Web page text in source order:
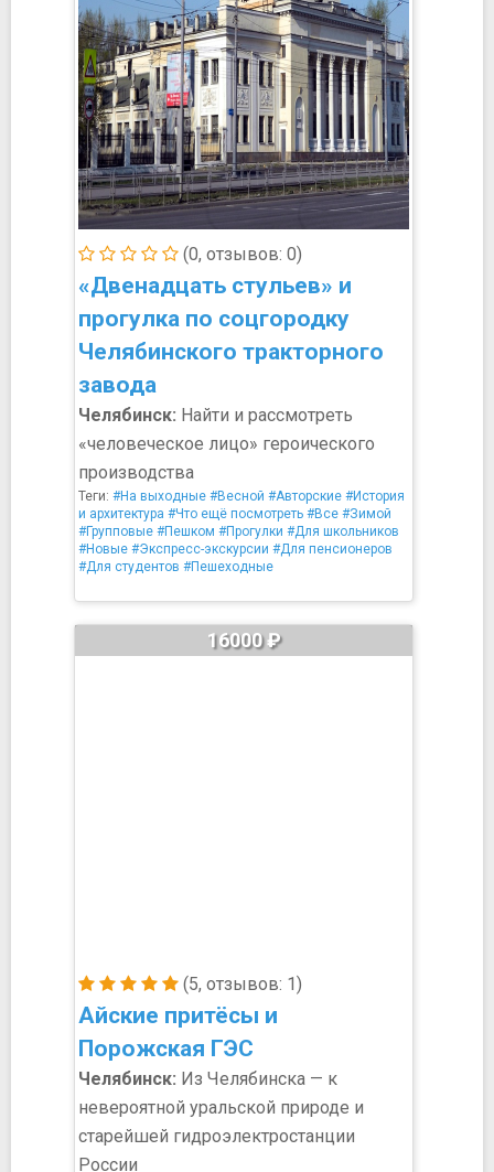
(0, отзывов: 0)
«Двенадцать стульев» и
прогулка по соцгородку
Челябинского тракторного
завода
Челябинск: Найти и рассмотреть
«человеческое лицо» героического
производства
Теги: #На выходные #Весной #Авторские #История
и архитектура #Что ещё посмотреть #Все #Зимой
#Групповые #Пешком #Прогулки #Для школьников
#Новые #Экспресс-экскурсии #Для пенсионеров
#Для студентов #Пешеходные
(5, отзывов: 1)
Айские притёсы и
Порожская ГЭС
16000 ₽
Челябинск: Из Челябинска — к
невероятной уральской природе и
старейшей гидроэлектростанции
России